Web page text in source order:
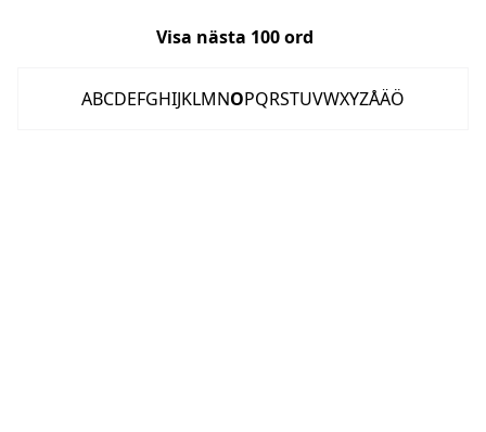
Visa nästa 100ord
ABCDEFGHIJKLMNOPQRSTUVWXYZÅÄÖ